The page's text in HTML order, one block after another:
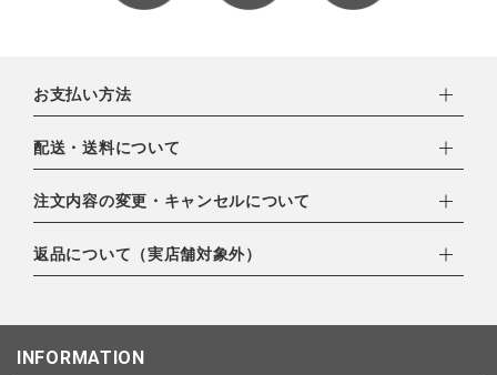
お支払い方法
下記お支払い方法よりお選びいただけます。
・クレジットカード（VISA,mastercard,JCB,AMERICAN
EXPRESS,Diners Club）
・amazonペイメント
・楽天ペイ
・PayPay
配送・送料について
配達業者：日本郵便
北海道：1,400円
注文内容の変更・キャンセルについて
ご注文日当日から翌日のAM9:00までにご連絡頂いた場合はキャ
ンセルは可能です。
します。
返品について（実店舗対象外）
こちら よりご依頼ください。
INFORMATION